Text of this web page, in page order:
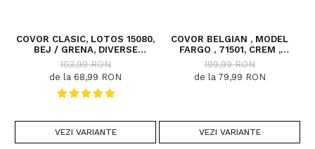
COVOR CLASIC, LOTOS 15080,
BEJ / GRENA, DIVERSE
DIMENSIUNI
103,99 RON
de la 68,99 RON
VEZI VARIANTE
COVOR BELGIAN , MODEL
FARGO , 71501, CREM ,
DIVERSE DIMENSIUNI
199,99 RON
de la 79,99 RON
VEZI VARIANTE